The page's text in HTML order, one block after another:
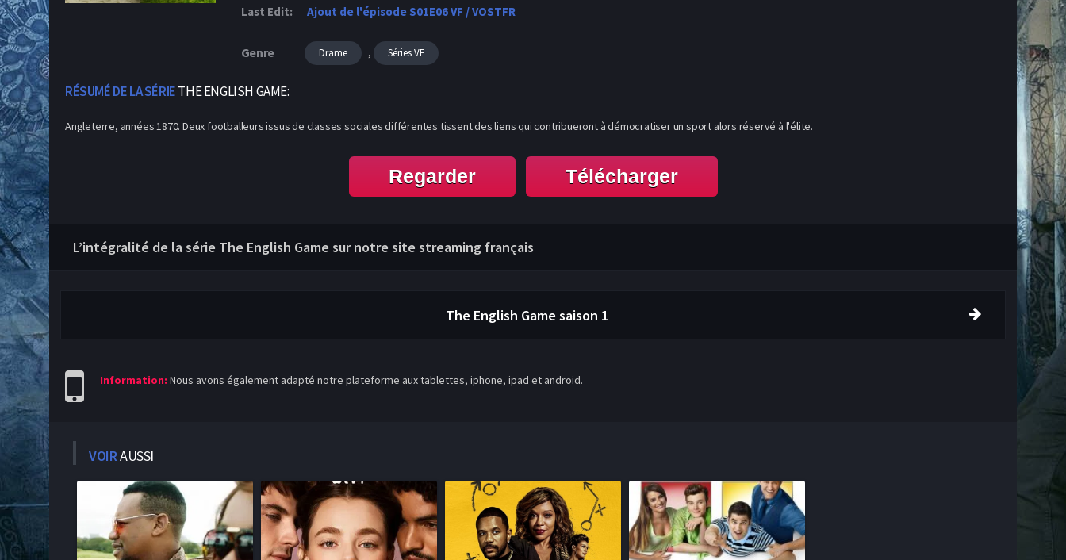
Last Edit: Ajout de l'épisode S01E06 VF / VOSTFR
Genre Drame , Séries VF
RÉSUMÉ DE LA SÉRIETHE ENGLISH GAME:
Angleterre, années 1870. Deux footballeurs issus de classes sociales différentes tissent des liens qui contribueront à démocratiser un sport alors réservé à l'élite.
Regarder Télécharger
L’intégralité de la série The English Game sur notre site streaming français
The English Game saison 1
Information: Nous avons également adapté notre plateforme aux tablettes, iphone, ipad et android.
VOIRAUSSI